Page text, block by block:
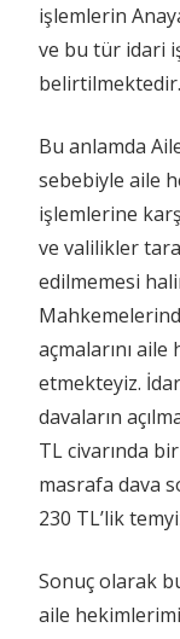
işlemlerin
ve bu tür idari
belirtilmektedir.
Bu anlamda
sebebiyle aile
işlemlerine
ve valilikler
edilmemesi
açmalarını
etmekteyiz.
davaların
TL civarında
masrafa dava
230 TL’lik
Sonuç olarak
aile